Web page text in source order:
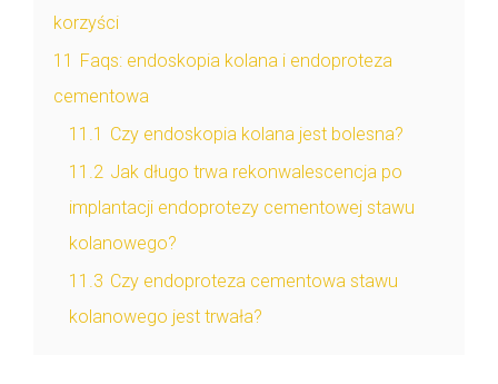
korzyści
11 Faqs: endoskopia kolana i endoproteza
cementowa
11.1 Czy endoskopia kolana jest bolesna?
11.2 Jak długo trwa rekonwalescencja po
implantacji endoprotezy cementowej stawu
kolanowego?
11.3 Czy endoproteza cementowa stawu
kolanowego jest trwała?